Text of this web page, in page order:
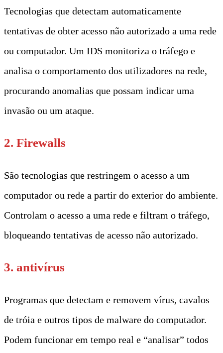
Tecnologias que detectam automaticamente
tentativas de obter acesso não autorizado a uma rede
ou computador. Um IDS monitoriza o tráfego e
analisa o comportamento dos utilizadores na rede,
procurando anomalias que possam indicar uma
invasão ou um ataque.
2. Firewalls
São tecnologias que restringem o acesso a um
computador ou rede a partir do exterior do ambiente.
Controlam o acesso a uma rede e filtram o tráfego,
bloqueando tentativas de acesso não autorizado.
3. antivírus
Programas que detectam e removem vírus, cavalos
de tróia e outros tipos de malware do computador.
Podem funcionar em tempo real e “analisar” todos